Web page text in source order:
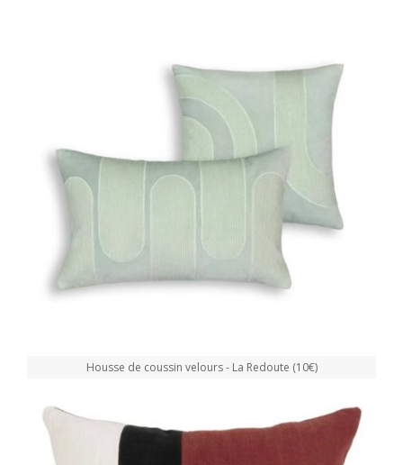
Housse de coussin velours - La Redoute (10€)